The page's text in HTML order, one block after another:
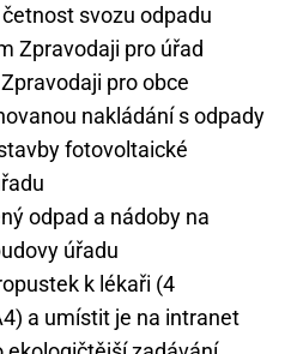
svozu odpadu
Zpravodaji pro úřad
pro obce
nakládání s odpady
fotovoltaické
odpad a nádoby na
úřadu
k lékaři (4
a umístit je na intranet